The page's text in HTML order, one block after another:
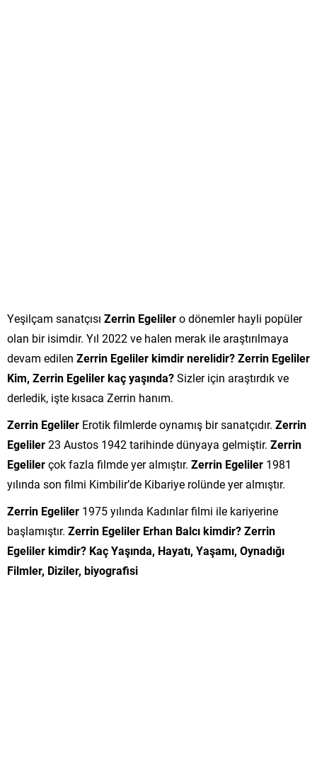
Yeşilçam sanatçısı Zerrin Egelilero dönemler hayli popüler
olan bir isimdir. Yıl 2022 ve halen merak ile araştırılmaya
devam edilen Zerrin Egeliler kimdir nerelidir? Zerrin Egeliler
Kim, Zerrin Egeliler kaç yaşında?Sizler için araştırdık ve
derledik, işte kısaca Zerrin hanım.
Zerrin Egeliler Erotik filmlerde oynamış bir sanatçıdır. Zerrin
Egeliler23 Austos 1942 tarihinde dünyaya gelmiştir. Zerrin
Egelilerçok fazla filmde yer almıştır. Zerrin Egeliler 1981
yılında son filmi Kimbilir’de Kibariye rolünde yer almıştır.
Zerrin Egeliler 1975 yılında Kadınlar filmi ile kariyerine
başlamıştır. Zerrin Egeliler Erhan Balcı kimdir? Zerrin
Egeliler kimdir? Kaç Yaşında, Hayatı, Yaşamı, Oynadığı
Filmler, Diziler, biyografisi